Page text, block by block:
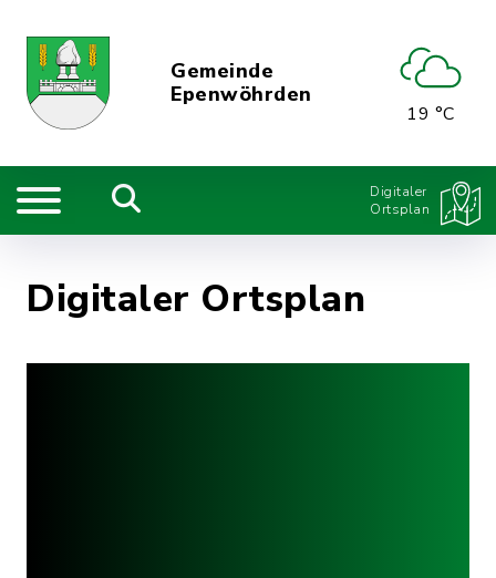
Gemeinde
Epenwöhrden
19 °C
Digitaler
Ortsplan
Digitaler Ortsplan